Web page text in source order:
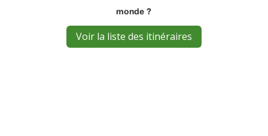
monde ?
Voir la liste des itinéraires